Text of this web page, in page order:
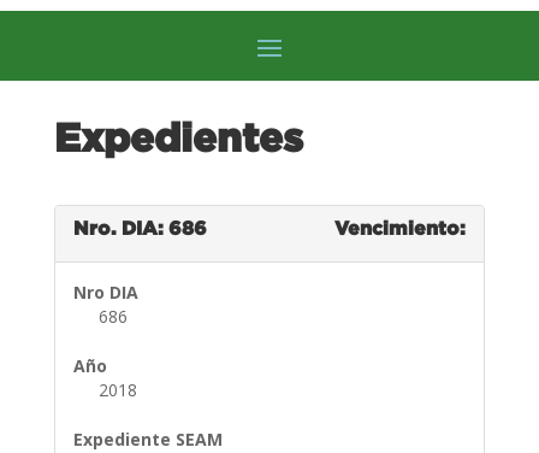
Expedientes
Nro. DIA: 686 Vencimiento:
Nro DIA
686
Año
2018
Expediente SEAM